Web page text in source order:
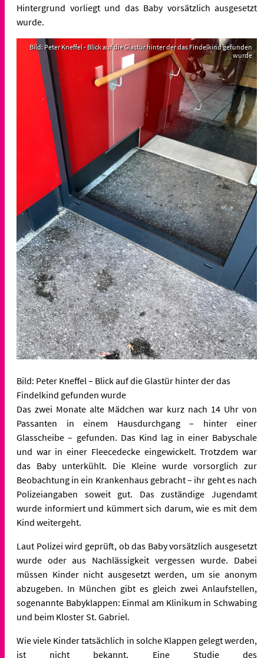
Hintergrund vorliegt und das Baby vorsätzlich ausgesetzt
wurde.
Bild: Peter Kneffel - Blick auf die Glastür hinter der das Findelkind gefunden
wurde
Bild: Peter Kneffel – Blick auf die Glastür hinter der das
Findelkind gefunden wurde
Das zwei Monate alte Mädchen war kurz nach 14 Uhr von
Passanten in einem Hausdurchgang – hinter einer
Glasscheibe – gefunden. Das Kind lag in einer Babyschale
und war in einer Fleecedecke eingewickelt. Trotzdem war
das Baby unterkühlt. Die Kleine wurde vorsorglich zur
Beobachtung in ein Krankenhaus gebracht – ihr geht es nach
Polizeiangaben soweit gut. Das zuständige Jugendamt
wurde informiert und kümmert sich darum, wie es mit dem
Kind weitergeht.
Laut Polizei wird geprüft, ob das Baby vorsätzlich ausgesetzt
wurde oder aus Nachlässigkeit vergessen wurde. Dabei
müssen Kinder nicht ausgesetzt werden, um sie anonym
abzugeben. In München gibt es gleich zwei Anlaufstellen,
sogenannte Babyklappen: Einmal am Klinikum in Schwabing
und beim Kloster St. Gabriel.
Wie viele Kinder tatsächlich in solche Klappen gelegt werden,
ist nicht bekannt. Eine Studie des